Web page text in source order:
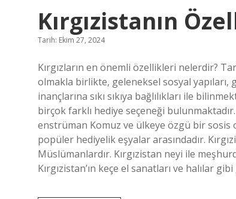
Kırgızistanın
Tarih: Ekim 27, 2024
Kırgızların en önemli özellikleri nelerdir?
olmakla birlikte, geleneksel sosyal
inançlarına sıkı sıkıya bağlılıkları ile
birçok farklı hediye seçeneği
enstrüman Komuz ve ülkeye özgü bir
popüler hediyelik eşyalar arasındadır.
Müslümanlardır. Kırgızistan neyi ile
Kırgızistan’ın keçe el sanatları ve halılar